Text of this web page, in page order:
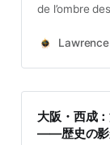
de l’ombre
Un récit
大阪・西成
——歴史の影